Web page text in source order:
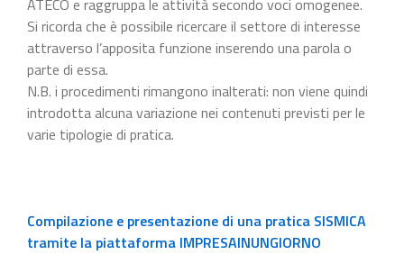
ATECO e raggruppa le attività secondo voci omogenee.
Si ricorda che è possibile ricercare il settore di interesse
attraverso l’apposita funzione inserendo una parola o
parte di essa.
N.B. i procedimenti rimangono inalterati: non viene quindi
introdotta alcuna variazione nei contenuti previsti per le
varie tipologie di pratica.
Compilazione e presentazione di una pratica SISMICA
tramite la piattaforma IMPRESAINUNGIORNO